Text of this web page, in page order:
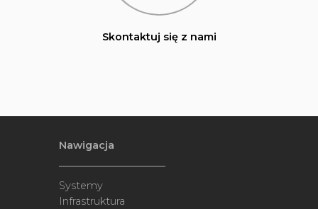
Skontaktuj się z nami
Nawigacja
Systemy
Infrastruktura